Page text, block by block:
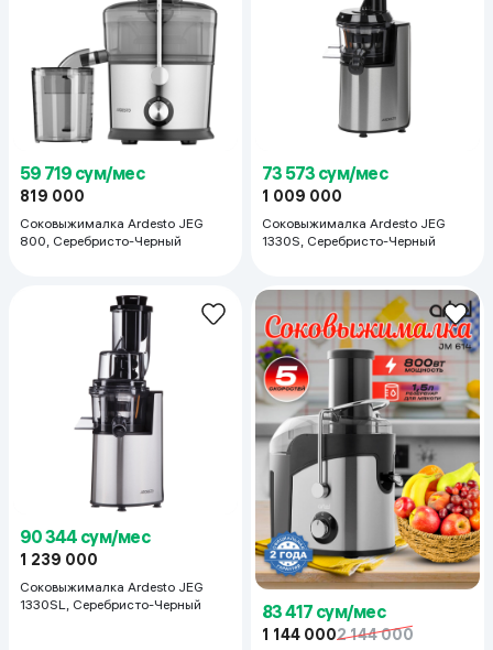
59 719 сум/мес
819 000
Соковыжималка Ardesto JEG
800, Серебристо-Черный
73 573 сум/мес
1 009 000
Соковыжималка Ardesto JEG
1330S, Серебристо-Черный
90 344 сум/мес
1 239 000
Соковыжималка Ardesto JEG
1330SL, Серебристо-Черный
83 417 сум/мес
1 144 0002 144 000